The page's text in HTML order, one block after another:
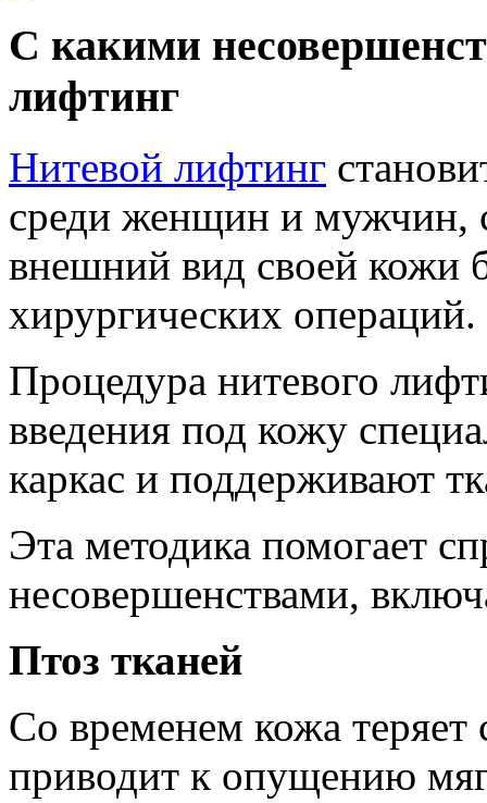
С какими
лифтинг
Нитевой лифтинг
среди женщин и мужчин,
внешний вид своей кожи
хирургических операций.
Процедура нитевого
введения под кожу
каркас и поддерживают
Эта методика помогает
несовершенствами,
Птоз тканей
Со временем кожа теряет
приводит к опущению